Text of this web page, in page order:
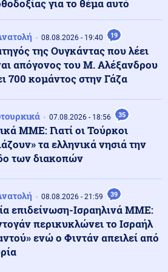
ο στόχος για νέα δάνεια το 2026: Η
τραπεζών το α΄εξάμηνο
- 09:26
Αρχές για την έξαρση του ιού του
στο επίκεντρο η Αττική
09.08.2026 - 09:25
του Ορμούζ: Η συμφωνία με το Ομάν
απαιτεί η Τεχεράνη
- 09:24
βαθμούς σήμερα - Που θα έχει
- 09:18
για το θέμα αυτό
08.08.2026 - 19:40 19
της Ουγκάντας που λέει
απόγονος του Μ. Αλέξανδρου
700 κομάντος στην Γάζα
07.08.2026 - 18:56 35
ΜΜΕ: Γιατί οι Τούρκοι
τα ελληνικά νησιά την
των διακοπών
08.08.2026 - 21:59 39
επιδείνωση-Ισραηλινά ΜΜΕ:
περικυκλώνει το Ισραήλ
ενώ ο Φιντάν απειλεί από